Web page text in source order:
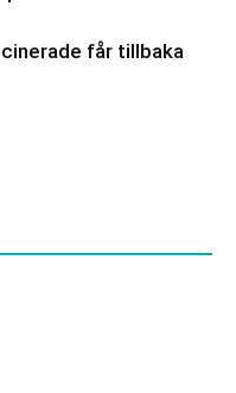
får tillbaka